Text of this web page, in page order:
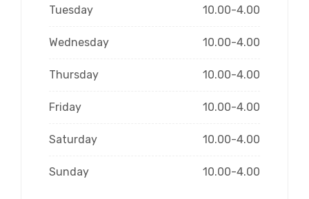
Tuesday 10.00-4.00
Wednesday 10.00-4.00
Thursday 10.00-4.00
Friday 10.00-4.00
Saturday 10.00-4.00
Sunday 10.00-4.00